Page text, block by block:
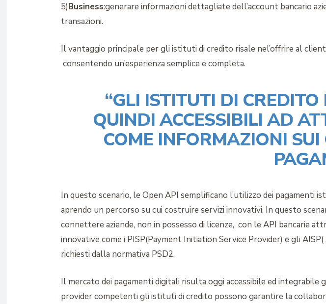
5)Business:generare informazioni dettagliate dell’account bancario
transazioni.
Il vantaggio principale per gli istituti di credito risale nel’offrire al
consentendo un’esperienza semplice e completa.
“GLI ISTITUTI DI CREDITO
QUINDI ACCESSIBILI AD
COME INFORMAZIONI
In questo scenario, le Open API semplificano l’utilizzo dei pagamenti
aprendo un percorso su cui costruire servizi innovativi. In questo
connettere aziende, non in possesso di licenze, con le API bancarie
innovative come i PISP(Payment Initiation Service Provider) e gli
richiesti dalla normativa PSD2.
Il mercato dei pagamenti digitali risulta oggi accessibile ed integrabile
provider competenti gli istituti di credito possono garantire la